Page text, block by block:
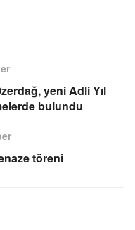
yeni Adli Yıl
bulundu
töreni